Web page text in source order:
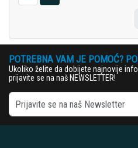
POTREBNA VAM JE POMOĆ?
Ukoliko želite da dobijete najnovije
prijavite se na naš NEWSLETTER!